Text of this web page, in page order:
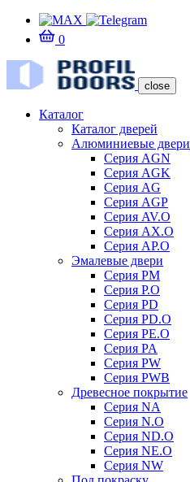
0
close
Каталог
Каталог дверей
Алюминиевые двери
Серия AGN
Серия AGK
Серия AG
Серия AGP
Серия AV.O
Серия AX.O
Серия AP.O
Эмалевые двери
Серия PM
Серия P.O
Серия PD
Серия PD.O
Серия PE.O
Серия PA
Серия PW
Серия PWB
Древесное покрытие
Серия NA
Серия N.O
Серия ND.O
Серия NE.O
Серия NW